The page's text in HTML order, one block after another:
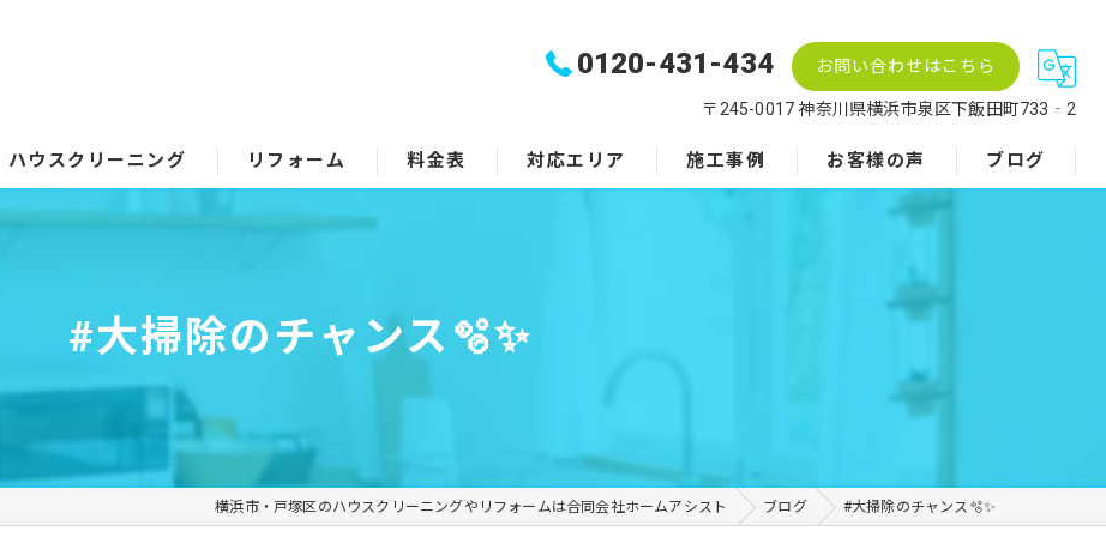
0120-431-434 お問い合わせはこちら
〒245-0017 神奈川県横浜市泉区下飯田町733‐2
ハウスクリーニング
エアコンクリーニング
洗面所
リフォーム
浴室リフォーム
コーティング
その他のリフォーム
料金表 対応エリア 施工事例 お客様の声 ブログ
#大掃除のチャンス🫧✨
横浜市・戸塚区のハウスクリーニングやリフォームは合同会社ホームアシスト ブログ #大掃除のチャンス🫧✨